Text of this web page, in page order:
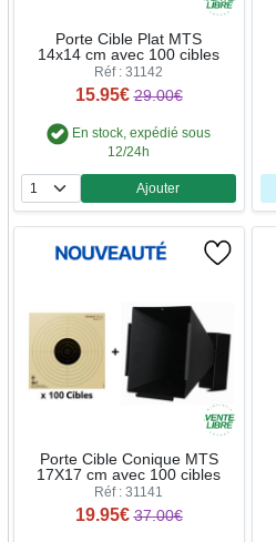
Porte Cible Plat MTS
14x14 cm avec 100 cibles
Réf : 31142
15.95€ 29.00€
En stock, expédié sous
12/24h
Quantité
Ajouter
Porte Cible Conique MTS
17X17 cm avec 100 cibles
Réf : 31141
19.95€ 37.00€